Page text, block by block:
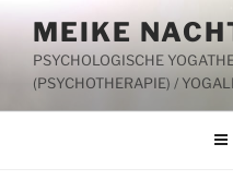
Inhalt
springen
MEIKE
PSYCHOLOGISCHE
(PSYCHOTHERAPIE) /